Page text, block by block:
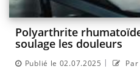
Polyarthrite
soulage les douleurs
Publié le 02.07.2025 |